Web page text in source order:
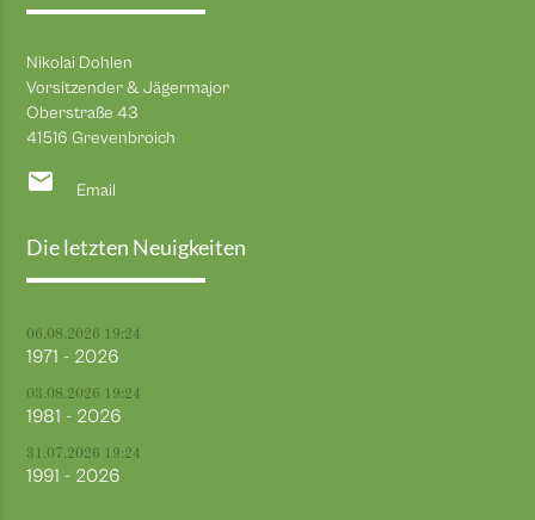
Nikolai Dohlen
Vorsitzender & Jägermajor
Oberstraße 43
41516 Grevenbroich
email Email
Die letzten Neuigkeiten
06.08.2026 19:24
1971 - 2026
03.08.2026 19:24
1981 - 2026
31.07.2026 19:24
1991 - 2026